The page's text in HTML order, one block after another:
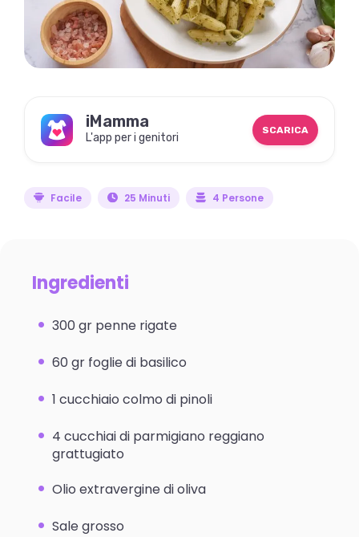
iMamma
L'app per i genitori
SCARICA
Facile 25 Minuti 4 Persone
Ingredienti
300 gr penne rigate
60 gr foglie di basilico
1 cucchiaio colmo di pinoli
4 cucchiai di parmigiano reggiano
grattugiato
Olio extravergine di oliva
Sale grosso